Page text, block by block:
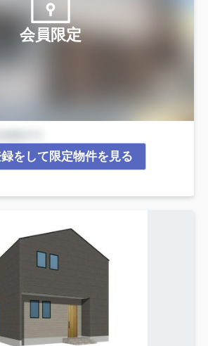
会員限定
をして限定物件を見る